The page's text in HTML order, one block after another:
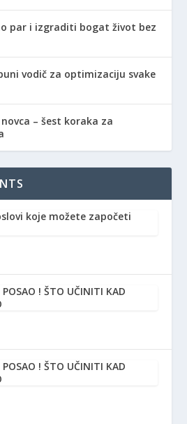
par i izgraditi bogat život bez
vodič za optimizaciju svake
– šest koraka za
koje možete započeti
! ŠTO UČINITI KAD
! ŠTO UČINITI KAD